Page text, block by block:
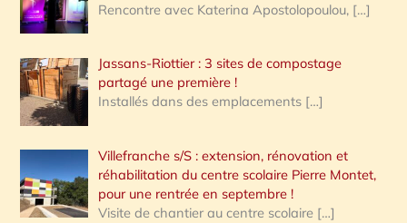
Rencontre avec Katerina Apostolopoulou, […]
Jassans-Riottier : 3 sites de compostage
partagé une première !
Installés dans des emplacements […]
Villefranche s/S : extension, rénovation et
réhabilitation du centre scolaire Pierre Montet,
pour une rentrée en septembre !
Visite de chantier au centre scolaire […]